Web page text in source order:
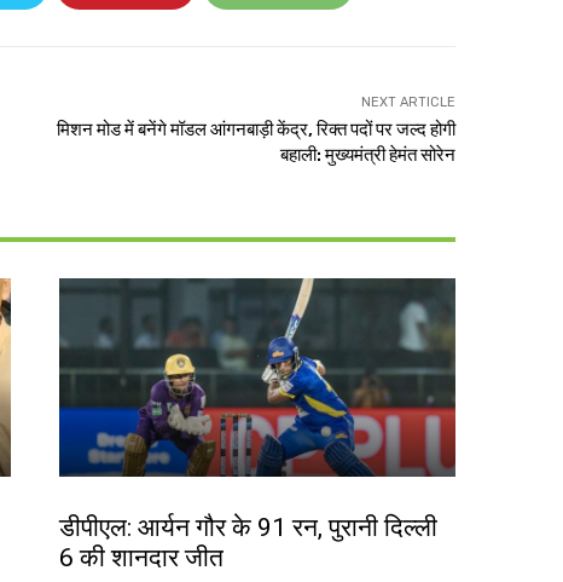
NEXT ARTICLE
मिशन मोड में बनेंगे मॉडल आंगनबाड़ी केंद्र, रिक्त पदों पर जल्द होगी
बहाली: मुख्यमंत्री हेमंत सोरेन
डीपीएल: आर्यन गौर के 91 रन, पुरानी दिल्ली
6 की शानदार जीत